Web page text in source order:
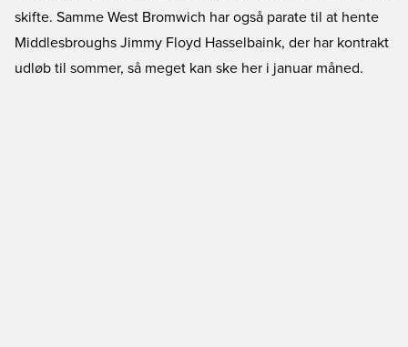
skifte. Samme West Bromwich har også parate til at hente
Middlesbroughs Jimmy Floyd Hasselbaink, der har kontrakt
udløb til sommer, så meget kan ske her i januar måned.